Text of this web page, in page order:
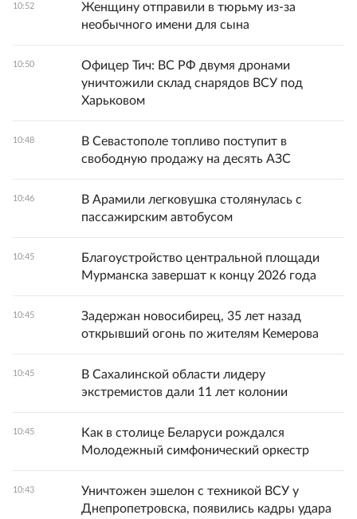
10:52
Женщину отправили в тюрьму из-за
необычного имени для сына
10:50
Офицер Тич: ВС РФ двумя дронами
уничтожили склад снарядов ВСУ под
Харьковом
10:48
В Севастополе топливо поступит в
свободную продажу на десять АЗС
10:46
В Арамили легковушка столянулась с
пассажирским автобусом
10:45
Благоустройство центральной площади
Мурманска завершат к концу 2026 года
10:45
Задержан новосибирец, 35 лет назад
открывший огонь по жителям Кемерова
10:45
В Сахалинской области лидеру
экстремистов дали 11 лет колонии
10:45
Как в столице Беларуси рождался
Молодежный симфонический оркестр
10:43
Уничтожен эшелон с техникой ВСУ у
Днепропетровска, появились кадры удара